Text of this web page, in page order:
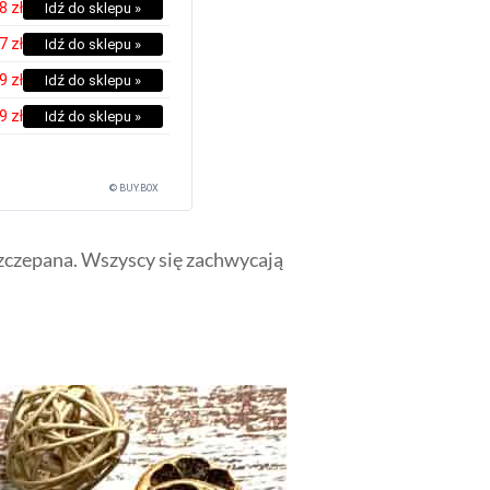
zł Idź do sklepu »
zł Idź do sklepu »
zł Idź do sklepu »
zł Idź do sklepu »
© BUY.BOX
Wszyscy się zachwycają